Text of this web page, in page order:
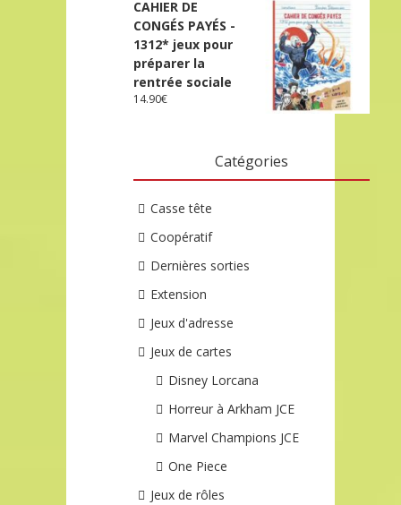
CAHIER DE
CONGÉS PAYÉS -
1312* jeux pour
préparer la
rentrée sociale
14.90€
Catégories
Casse tête
Coopératif
Dernières sorties
Extension
Jeux d'adresse
Jeux de cartes
Disney Lorcana
Horreur à Arkham JCE
Marvel Champions JCE
One Piece
Jeux de rôles